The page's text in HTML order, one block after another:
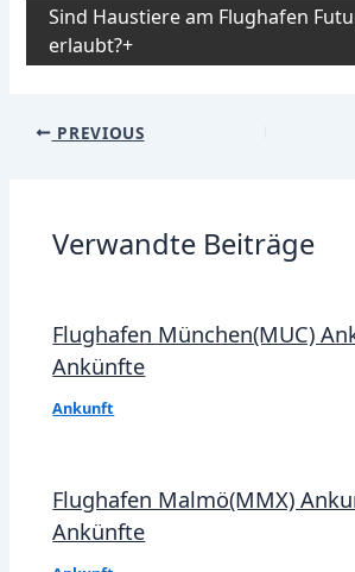
Sind Haustiere am Flughafen
erlaubt?
Post
PREVIOUS
Verwandte Beiträge
Flughafen München(MUC)
Ankünfte
Ankunft
Flughafen Malmö(MMX)
Ankünfte